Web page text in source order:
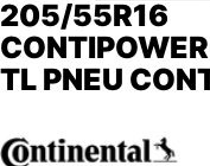
205/55R16
TL PNEU